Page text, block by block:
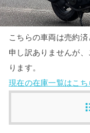
こちらの車両は売約
申し訳ありませんが
ります。
現在の在庫一覧はこち